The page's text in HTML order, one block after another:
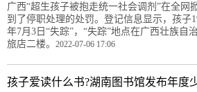
广西“超生孩子被抱走统一社会调剂”在全网
到了停职处理的处罚。登记信息显示，孩子
年7月3日“失踪”，“失踪”地点在广西壮族自
旅店二楼。 2022-07-06 17:06
孩子爱读什么书?湖南图书馆发布年度